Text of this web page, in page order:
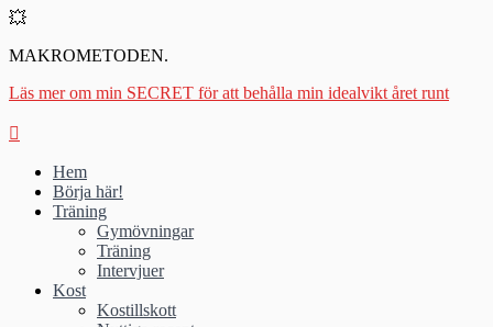
💥
MAKROMETODEN.
Läs mer om min SECRET för att behålla min idealvikt året runt
Hem
Börja här!
Träning
Gymövningar
Träning
Intervjuer
Kost
Kostillskott